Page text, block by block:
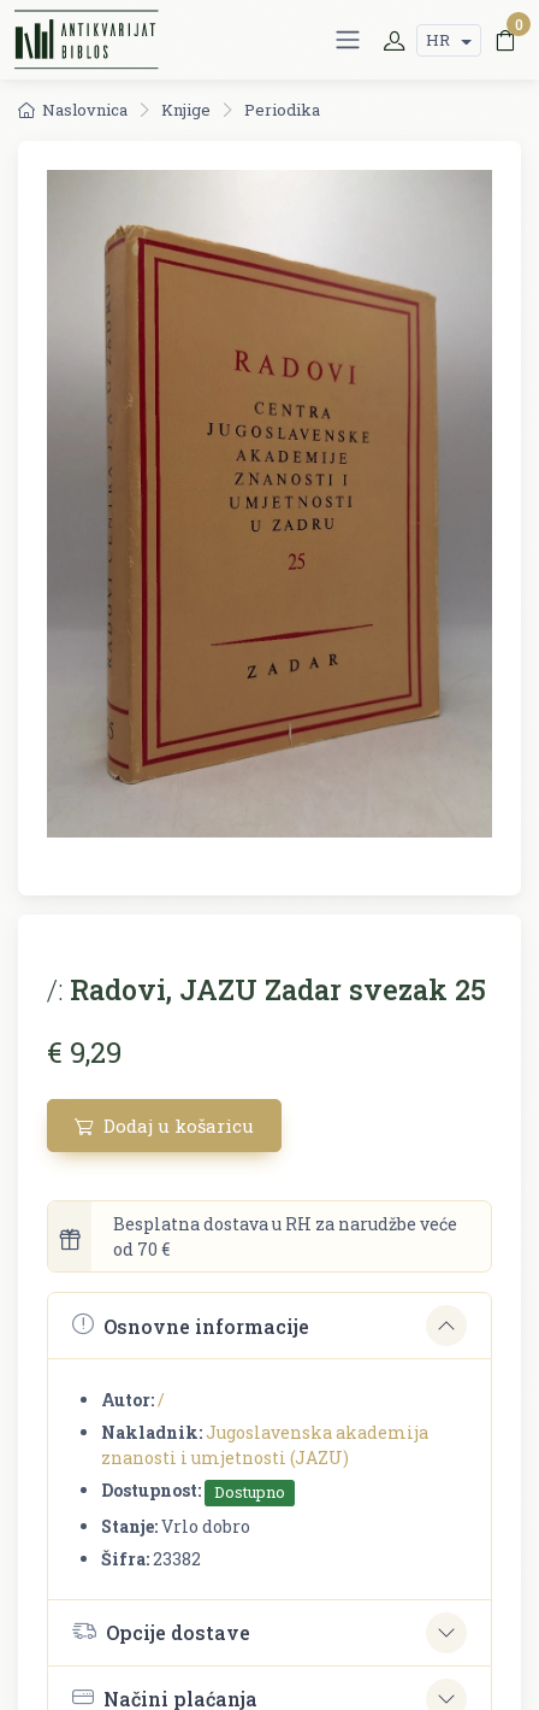
HR
0
Naslovnica Knjige Periodika
/: Radovi, JAZU Zadar svezak 25
€ 9,29
Dodaj u košaricu
Besplatna dostava u RH za narudžbe veće
od 70 €
Osnovne informacije
Autor:/
Nakladnik:Jugoslavenska akademija
znanosti i umjetnosti (JAZU)
Dostupnost:
Dostupno
Stanje:Vrlo dobro
Šifra:23382
Opcije dostave
Načini plaćanja